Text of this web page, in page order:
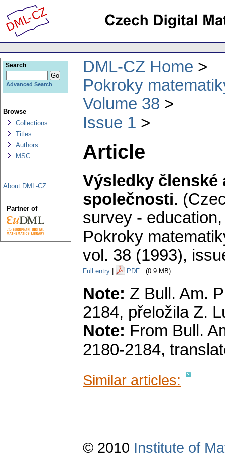
DML-CZ Home
Pokroky
Volume 38
Issue 1
Article
Výsledky členské
společnosti.
survey -
Pokroky
vol. 38 (1993),
Full entry PDF (0.9 MB)
Note: Z Bull. Am.
2184, přeložila Z.
Note: From Bull.
2180-2184,
Similar articles:
Search
Advanced Search
Browse
Collections
Titles
Authors
MSC
About DML-CZ
Partner of
© 2010 Institute of